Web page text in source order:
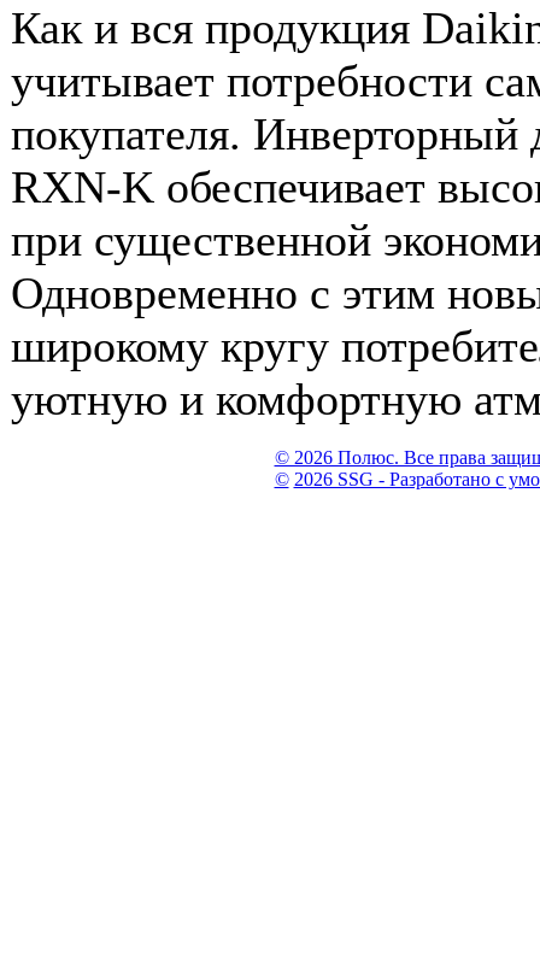
Как и вся продукция
учитывает потребности
покупателя. Инверторный
RXN-K обеспечивает
при существенной
Одновременно с этим
широкому кругу
уютную и комфортную
© 2026 Полюс. Все права
© 2026 SSG - Разработано с